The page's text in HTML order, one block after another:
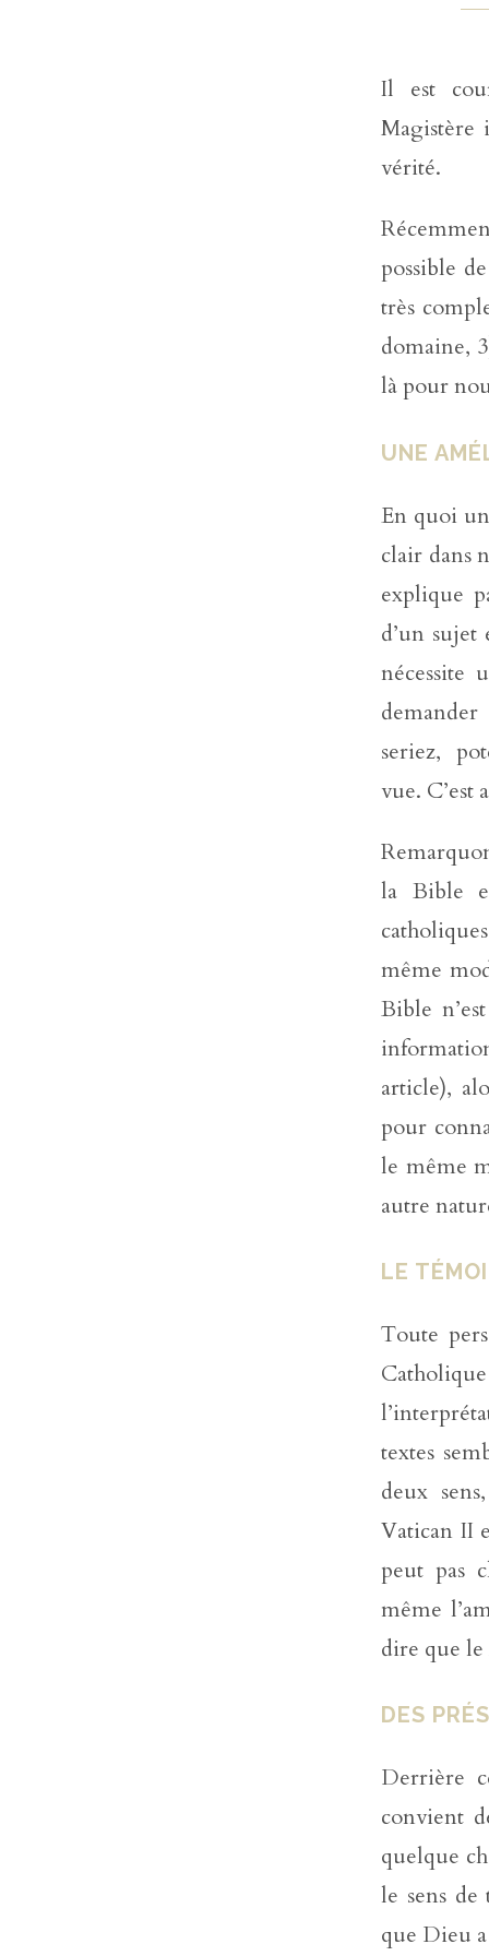
Il est
Magistère
vérité.
possible
très
domaine,
là pour
UNE
En quoi
clair dans
explique
d’un
nécessite
seriez,
vue.
la Bible
même
Bible
article),
pour
le même
autre
LE
Toute
textes
deux
Vatican II
peut pas
même
dire que le
DES
Derrière
convient
quelque
le sens
que Dieu